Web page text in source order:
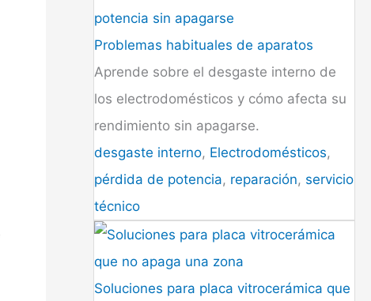
potencia sin apagarse
Problemas habituales de aparatos
Aprende sobre el desgaste interno de
los electrodomésticos y cómo afecta su
rendimiento sin apagarse.
desgaste interno, Electrodomésticos,
pérdida de potencia, reparación, servicio
técnico
Soluciones para placa vitrocerámica que